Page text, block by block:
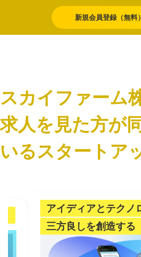
新規会員登録（無料）
スカイファーム
求人を見た方が
いるスタートア
アイディアとテクノ
三方良しを創造する